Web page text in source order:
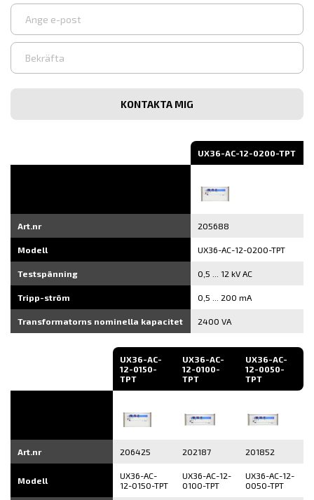
Ange
e-
Bekräfta
post
UX36-AC-12-0200-TPT
Art.nr 205688
Modell UX36-AC-12-0200-TPT
Testspänning 0,5 ... 12 kV AC
Tripp-ström 0,5 ... 200 mA
Transformatorns nominella kapacitet 2400 VA
UX36-AC-
12-0150-
TPT
UX36-AC-
12-0100-
TPT
UX36-AC-
12-0050-
TPT
Art.nr 206425 202187 201852
Modell
UX36-AC-
12-0150-TPT
UX36-AC-12-
0100-TPT
UX36-AC-12-
0050-TPT